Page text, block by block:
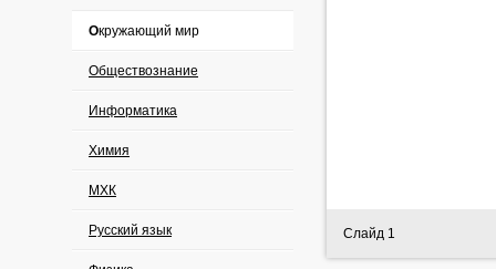
Окружающий мир
Обществознание
Информатика
Химия
МХК
Русский язык Слайд 1